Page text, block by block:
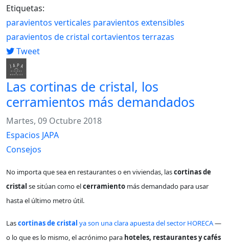
Etiquetas:
paravientos verticales paravientos extensibles
paravientos de cristal cortavientos terrazas
Tweet
Las cortinas de cristal, los
cerramientos más demandados
Martes, 09 Octubre 2018
Espacios JAPA
Consejos
No importa que sea en restaurantes o en viviendas, lascortinas de
cristal se sitúan como elcerramiento más demandado para usar
hasta el último metro útil.
Lascortinas de cristal ya son una clara apuesta del sector HORECA—
o lo que es lo mismo, el acrónimo para hoteles, restaurantes y cafés